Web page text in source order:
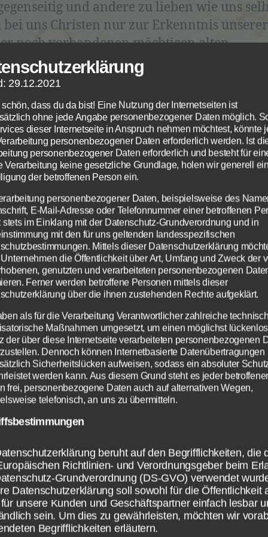
und andere zu lieben wie uns
bei uns Christen nur zur Erkenntnis unserer
noch vorhandenen mächtigen alten
Gott es dann gut mit uns, wenn er uns auch
Bund nur unsere Unfähigkeit zeigt, anstatt
Ausweg aus unserer Unfähigkeit? Hier
die Frage nach dem Charakter
wahrhaftig, wenn er von Unfähigen die
seines Liebesgesetzes und seiner Gebote
obwohl sie es nicht können? Der Balsam
ändert doch nichts an diesem
Gott es wirklich gut mit uns, wenn er uns an
sein Gesetz zu erfüllen, zerbrechen lässt?
mit Gottes Hilfe aus seiner Unfähigkeit
Gott indirekt der Überforderung seiner
wir wirklich das Gesetz und alle Gebote
erfüllen können, dann verlangt Gott
können – ja noch schlimmer: Er
von dem er weiß, dass wir es nicht
würden wir Gott der Lüge bezichtigen. Denn
dann spottet Gott unserer Unfähigkeit und
uns falsche Tatsachen vor.
wir wissen und sagen, dass Christus alle
überwunden, bzw. ihnen die Macht und
genommen hat, sein Volk zu besiegen,
wir da auf die Idee kommen, dass die
Zum Betrieb der Seite notwendige Cookies:
Name
PHP Session Cookie
Anbieter
Eigentümer dieser Website
Zweck
Absicherung Kontaktformular / SPAM
Schutz
Cookie Name
PHPSESSID
Cookie Laufzeit
Session
Datenschutzeinstellungen
Wir nutzen Cookies auf unserer Website. Einige von ihnen
sind essenziell, während andere uns helfen, diese Website
und Ihre Erfahrung zu verbessern.
Notwendig Info Statistiken Info
ALLE AKZEPTIEREN
29.12.2021
schön, dass du da bist! Eine Nutzung der Internetseiten ist
ohne jede Angabe personenbezogener Daten möglich.
dieser Internetseite in Anspruch nehmen möchtest, könnte
personenbezogener Daten erforderlich werden. Ist
personenbezogener Daten erforderlich und besteht für
Verarbeitung keine gesetzliche Grundlage, holen wir generell
der betroffenen Person ein.
personenbezogener Daten, beispielsweise des
E-Mail-Adresse oder Telefonnummer einer betroffenen
stets im Einklang mit der Datenschutz-Grundverordnung und in
mit den für uns geltenden landesspezifischen
Mittels dieser Datenschutzerklärung
die Öffentlichkeit über Art, Umfang und Zweck der
genutzten und verarbeiteten personenbezogenen
Ferner werden betroffene Personen mittels dieser
über die ihnen zustehenden Rechte aufgeklärt.
als für die Verarbeitung Verantwortlicher zahlreiche
Maßnahmen umgesetzt, um einen möglichst
der über diese Internetseite verarbeiteten personenbezogenen
Dennoch können Internetbasierte Datenübertragungen
Sicherheitslücken aufweisen, sodass ein absoluter
werden kann. Aus diesem Grund steht es jeder
frei, personenbezogene Daten auch auf alternativen Wegen,
telefonisch, an uns zu übermitteln.
beruht auf den Begrifflichkeiten, die
Richtlinien- und Verordnungsgeber beim
Grundverordnung (DS-GVO) verwendet
Datenschutzerklärung soll sowohl für die Öffentlichkeit
unsere Kunden und Geschäftspartner einfach lesbar
sein. Um dies zu gewährleisten, möchten wir
Begrifflichkeiten erläutern.